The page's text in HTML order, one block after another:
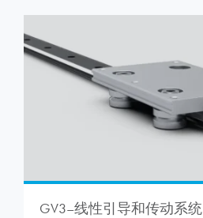
GV3–线性引导和传动系统